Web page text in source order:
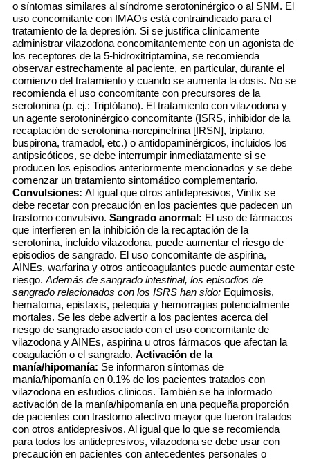
o síntomas similares al síndrome serotoninérgico o al SNM. El
uso concomitante con IMAOs está contraindicado para el
tratamiento de la depresión. Si se justifica clínicamente
administrar vilazodona concomitantemente con un agonista de
los receptores de la 5-hidroxitriptamina, se recomienda
observar estrechamente al paciente, en particular, durante el
comienzo del tratamiento y cuando se aumenta la dosis. No se
recomienda el uso concomitante con precursores de la
serotonina (p. ej.: Triptófano). El tratamiento con vilazodona y
un agente serotoninérgico concomitante (ISRS, inhibidor de la
recaptación de serotonina-norepinefrina [IRSN], triptano,
buspirona, tramadol, etc.) o antidopaminérgicos, incluidos los
antipsicóticos, se debe interrumpir inmediatamente si se
producen los episodios anteriormente mencionados y se debe
comenzar un tratamiento sintomático complementario.
Convulsiones: Al igual que otros antidepresivos, Vintix se
debe recetar con precaución en los pacientes que padecen un
trastorno convulsivo. Sangrado anormal: El uso de fármacos
que interfieren en la inhibición de la recaptación de la
serotonina, incluido vilazodona, puede aumentar el riesgo de
episodios de sangrado. El uso concomitante de aspirina,
AINEs, warfarina y otros anticoagulantes puede aumentar este
riesgo. Además de sangrado intestinal, los episodios de
sangrado relacionados con los ISRS han sido: Equimosis,
hematoma, epistaxis, petequia y hemorragias potencialmente
mortales. Se les debe advertir a los pacientes acerca del
riesgo de sangrado asociado con el uso concomitante de
vilazodona y AINEs, aspirina u otros fármacos que afectan la
coagulación o el sangrado. Activación de la
manía/hipomanía: Se informaron síntomas de
manía/hipomanía en 0.1% de los pacientes tratados con
vilazodona en estudios clínicos. También se ha informado
activación de la manía/hipomanía en una pequeña proporción
de pacientes con trastorno afectivo mayor que fueron tratados
con otros antidepresivos. Al igual que lo que se recomienda
para todos los antidepresivos, vilazodona se debe usar con
precaución en pacientes con antecedentes personales o